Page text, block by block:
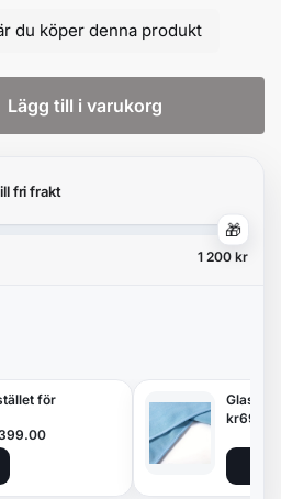
du köper denna produkt
Lägg till i varukorg
fri frakt
🎁
1 200 kr
för
kr69.00